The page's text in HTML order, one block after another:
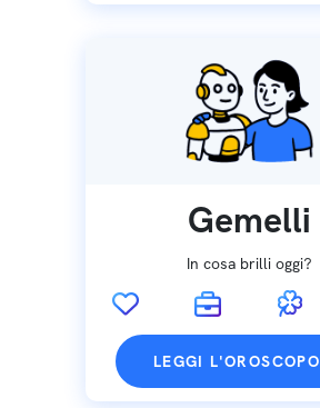
Gemelli
In cosa brilli oggi?
LEGGI L'OROSCOPO